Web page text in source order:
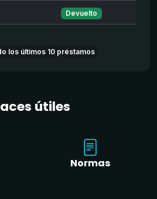
Devuelto
los últimos 10 préstamos
útiles
Normas